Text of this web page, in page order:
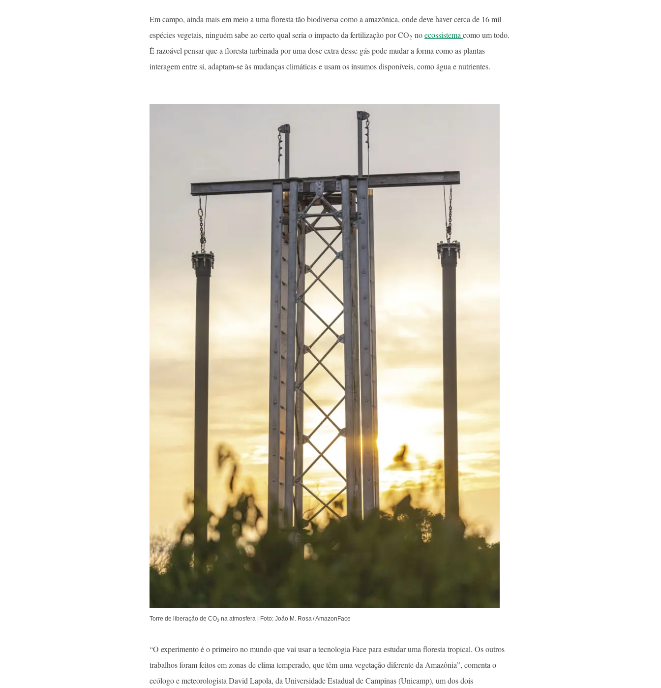
Em campo, ainda mais em meio a uma floresta tão biodiversa como a amazônica, onde deve haver cerca de 16 mil
espécies vegetais, ninguém sabe ao certo qual seria o impacto da fertilização por CO2 noecossistemacomo um todo.
É razoável pensar que a floresta turbinada por uma dose extra desse gás pode mudar a forma como as plantas
interagem entre si, adaptam-se às mudanças climáticas e usam os insumos disponíveis, como água e nutrientes.
Torre de liberação de CO2 na atmosfera | Foto: João M. Rosa / AmazonFace
“O experimento é o primeiro no mundo que vai usar a tecnologia Face para estudar uma floresta tropical. Os outros
trabalhos foram feitos em zonas de clima temperado, que têm uma vegetação diferente da Amazônia”, comenta o
ecólogo e meteorologista David Lapola, da Universidade Estadual de Campinas (Unicamp), um dos dois